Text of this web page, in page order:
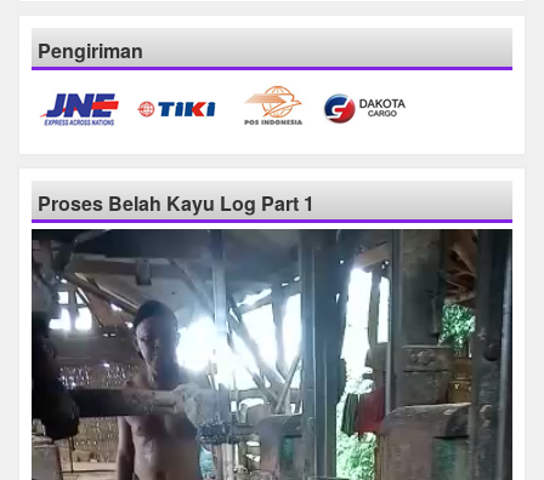
Pengiriman
Proses Belah Kayu Log Part 1
Pemutar
Video